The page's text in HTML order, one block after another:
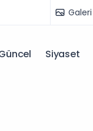
Galeri
Siyaset